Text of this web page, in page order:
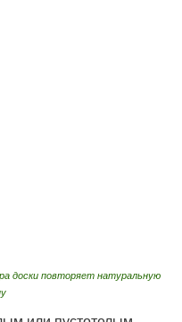
доски повторяет натуральную